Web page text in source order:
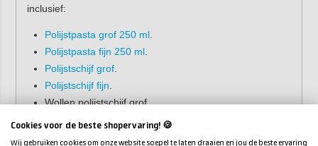
inclusief:
Polijstpasta grof 250 ml.
Polijstpasta fijn 250 ml.
Polijstschijf grof.
Polijstschijf fijn
Wollen polijstschijf grof.
Cookies voor de beste shopervaring! 🍪
Wij gebruiken cookies om onze website soepel te laten draaien en jou de beste ervaring